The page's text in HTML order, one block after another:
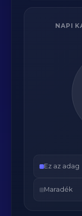
NAPI
Ez az adag
Maradék